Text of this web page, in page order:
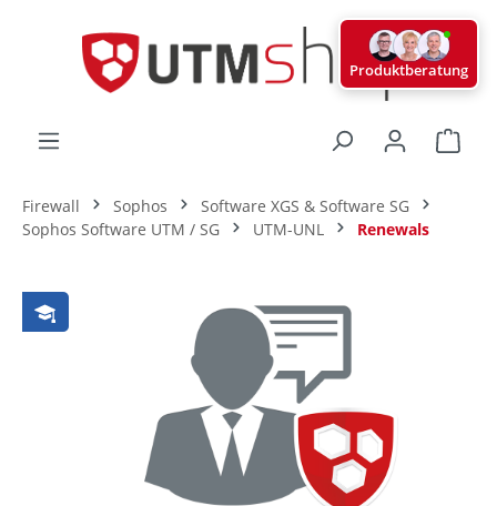
Firewall Sophos
Software XGS & Software SG
Sophos Software UTM / SG
UTM-UNL Renewals
Bildergalerie überspringen
Produktberatung